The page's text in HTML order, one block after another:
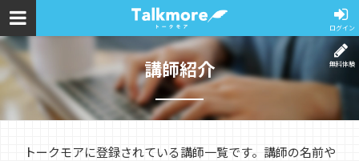
ログイン
無料体験
講師紹介
トークモアに登録されている講師一覧です。講師の名前や